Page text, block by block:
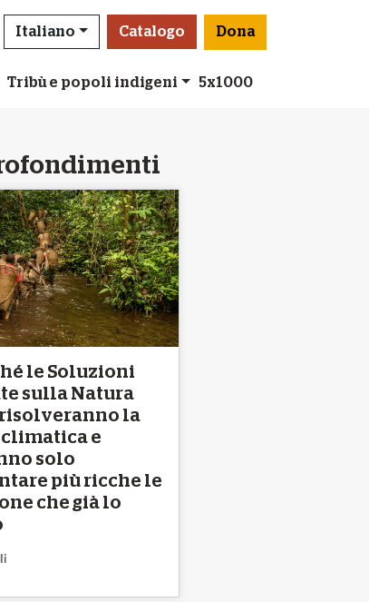
Italiano Catalogo Dona
Tribù e popoli indigeni 5x1000
le Soluzioni
sulla Natura
la
e
solo
più ricche le
che già lo